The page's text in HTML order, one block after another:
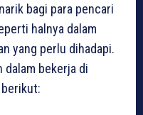
bagi para pencari
halnya dalam
yang perlu dihadapi.
dalam bekerja di